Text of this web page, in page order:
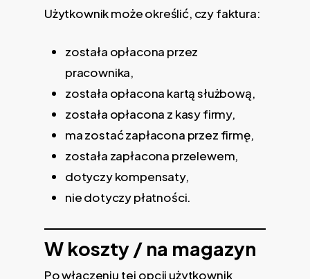
Użytkownik może określić, czy faktura:
została opłacona przez
pracownika,
została opłacona kartą służbową,
została opłacona z kasy firmy,
ma zostać zapłacona przez firmę,
została zapłacona przelewem,
dotyczy kompensaty,
nie dotyczy płatności.
W koszty / na magazyn
Po włączeniu tej opcji użytkownik